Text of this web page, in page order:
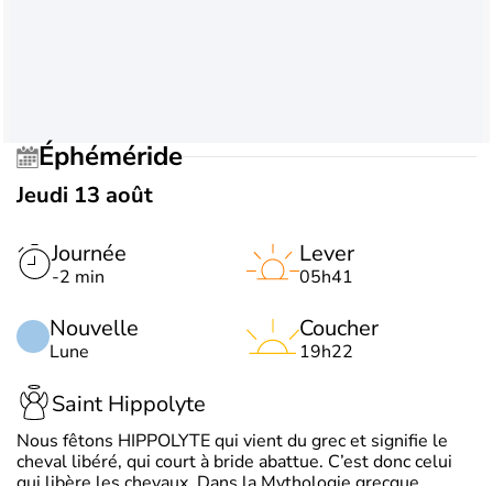
Éphéméride
Jeudi 13 août
Journée
-2 min
Nouvelle
Lune
Lever
05h41
Coucher
19h22
Saint Hippolyte
Nous fêtons HIPPOLYTE qui vient du grec et signifie le
cheval libéré, qui court à bride abattue. C’est donc celui